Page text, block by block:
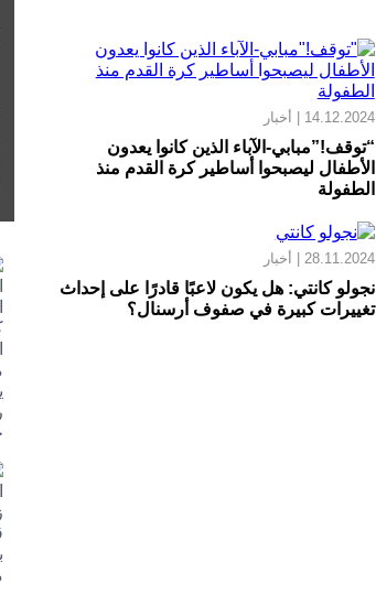
14.12.2024 | أخبار
“توقف!”مبابي-الآباء الذين كانوا يعدون
الأطفال ليصبحوا أساطير كرة القدم منذ
الطفولة
28.11.2024 | أخبار
نجولو كانتي: هل يكون لاعبًا قادرًا على إحداث
تغييرات كبيرة في صفوف أرسنال؟